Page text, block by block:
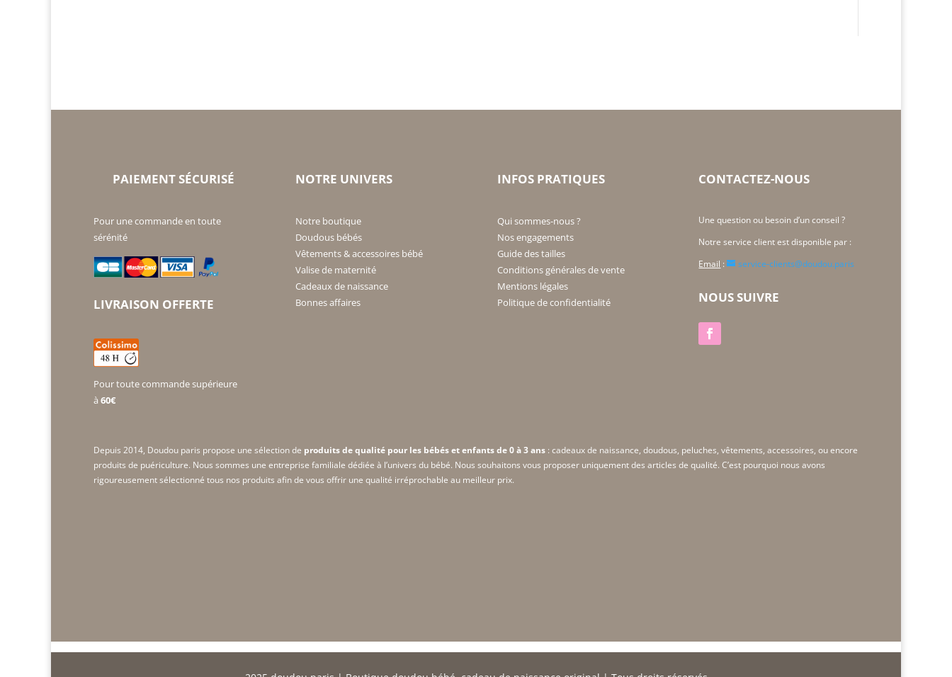
PAIEMENT SÉCURISÉ
Pour une commande en toute
sérénité
LIVRAISON OFFERTE
Pour toute commande supérieure
à 60€
NOTRE UNIVERS
Notre boutique
Doudous bébés
Vêtements & accessoires bébé
Valise de maternité
Cadeaux de naissance
Bonnes affaires
INFOS PRATIQUES
Qui sommes-nous ?
Nos engagements
Guide des tailles
Conditions générales de vente
Mentions légales
Politique de confidentialité
CONTACTEZ-NOUS
Une question ou besoin d’un conseil ?
Notre service client est disponible par :
Email : service-clients@doudou.paris
NOUS SUIVRE
Depuis 2014, Doudou paris propose une sélection de produits de qualité pour les bébés et enfants de 0 à 3 ans : cadeaux de naissance, doudous, peluches, vêtements, accessoires, ou encore
produits de puériculture. Nous sommes une entreprise familiale dédiée à l’univers du bébé. Nous souhaitons vous proposer uniquement des articles de qualité. C’est pourquoi nous avons
rigoureusement sélectionné tous nos produits afin de vous offrir une qualité irréprochable au meilleur prix.